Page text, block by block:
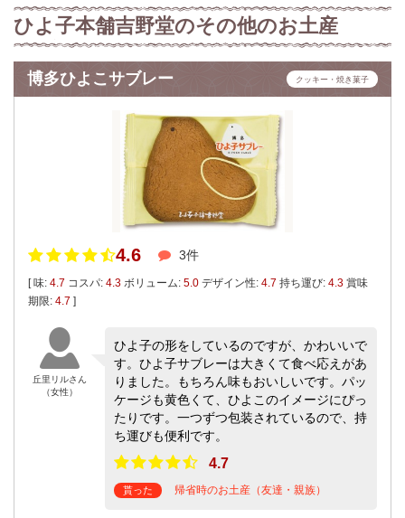
ひよ子本舗吉野堂のその他のお土産
博多ひよこサブレー クッキー・焼き菓子
4.6 3件
[ 味: 4.7 コスパ: 4.3 ボリューム: 5.0 デザイン性: 4.7 持ち運び: 4.3 賞味
期限: 4.7 ]
丘里リルさん
（女性）
ひよ子の形をしているのですが、かわいいで
す。ひよ子サブレーは大きくて食べ応えがあ
りました。もちろん味もおいしいです。パッ
ケージも黄色くて、ひよこのイメージにぴっ
たりです。一つずつ包装されているので、持
ち運びも便利です。
4.7
貰った 帰省時のお土産（友達・親族）